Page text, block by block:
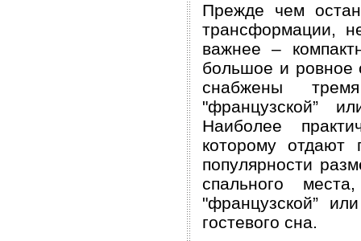
Прежде чем
трансформации,
важнее –
большое и ровное
снабжены
"французской”
Наиболее
которому отдают
популярности
спального
"французской”
гостевого сна.